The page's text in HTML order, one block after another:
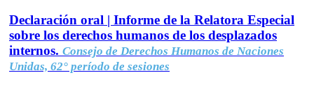
Declaración oral | Informe de la Relatora Especial
sobre los derechos humanos de los desplazados
internos. Consejo de Derechos Humanos de Naciones
Unidas, 62° período de sesiones